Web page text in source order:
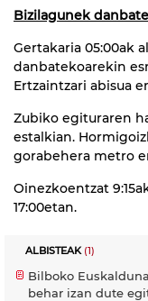
Bizilagunek
Gertakaria 05:00ak
danbatekoarekin
Ertzaintzari abisua
Zubiko egituraren
estalkian.
gorabehera metro
Oinezkoentzat
17:00etan.
ALBISTEAK (1)
Bilboko
behar izan dute